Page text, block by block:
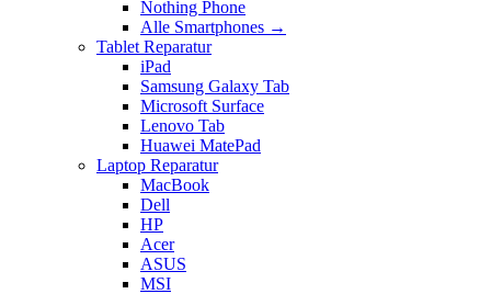
Nothing Phone
Alle Smartphones →
Tablet Reparatur
iPad
Samsung Galaxy Tab
Microsoft Surface
Lenovo Tab
Huawei MatePad
Laptop Reparatur
MacBook
Dell
HP
Acer
ASUS
MSI